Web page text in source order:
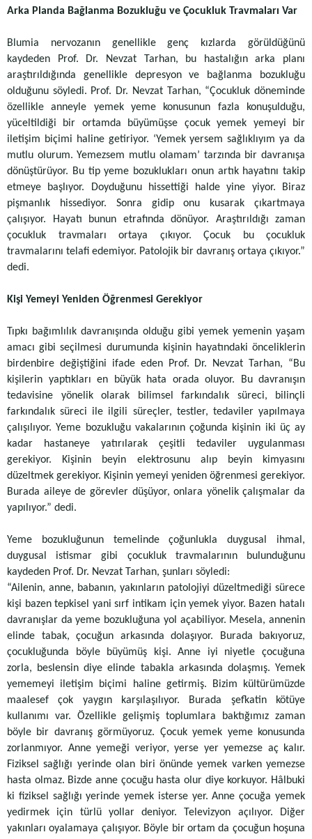
Arka Planda Bağlanma Bozukluğu ve Çocukluk Travmaları Var
Blumia nervozanın genellikle genç kızlarda görüldüğünü
kaydeden Prof. Dr. Nevzat Tarhan, bu hastalığın arka planı
araştırıldığında genellikle depresyon ve bağlanma bozukluğu
olduğunu söyledi. Prof. Dr. Nevzat Tarhan, “Çocukluk döneminde
özellikle anneyle yemek yeme konusunun fazla konuşulduğu,
yüceltildiği bir ortamda büyümüşse çocuk yemek yemeyi bir
iletişim biçimi haline getiriyor. ‘Yemek yersem sağlıklıyım ya da
mutlu olurum. Yemezsem mutlu olamam’ tarzında bir davranışa
dönüştürüyor. Bu tip yeme bozuklukları onun artık hayatını takip
etmeye başlıyor. Doyduğunu hissettiği halde yine yiyor. Biraz
pişmanlık hissediyor. Sonra gidip onu kusarak çıkartmaya
çalışıyor. Hayatı bunun etrafında dönüyor. Araştırıldığı zaman
çocukluk travmaları ortaya çıkıyor. Çocuk bu çocukluk
travmalarını telafi edemiyor. Patolojik bir davranış ortaya çıkıyor.”
dedi.
Kişi Yemeyi Yeniden Öğrenmesi Gerekiyor
Tıpkı bağımlılık davranışında olduğu gibi yemek yemenin yaşam
amacı gibi seçilmesi durumunda kişinin hayatındaki önceliklerin
birdenbire değiştiğini ifade eden Prof. Dr. Nevzat Tarhan, “Bu
kişilerin yaptıkları en büyük hata orada oluyor. Bu davranışın
tedavisine yönelik olarak bilimsel farkındalık süreci, bilinçli
farkındalık süreci ile ilgili süreçler, testler, tedaviler yapılmaya
çalışılıyor. Yeme bozukluğu vakalarının çoğunda kişinin iki üç ay
kadar hastaneye yatırılarak çeşitli tedaviler uygulanması
gerekiyor. Kişinin beyin elektrosunu alıp beyin kimyasını
düzeltmek gerekiyor. Kişinin yemeyi yeniden öğrenmesi gerekiyor.
Burada aileye de görevler düşüyor, onlara yönelik çalışmalar da
yapılıyor.” dedi.
Yeme bozukluğunun temelinde çoğunlukla duygusal ihmal,
duygusal istismar gibi çocukluk travmalarının bulunduğunu
kaydeden Prof. Dr. Nevzat Tarhan, şunları söyledi:
“Ailenin, anne, babanın, yakınların patolojiyi düzeltmediği sürece
kişi bazen tepkisel yani sırf intikam için yemek yiyor. Bazen hatalı
davranışlar da yeme bozukluğuna yol açabiliyor. Mesela, annenin
elinde tabak, çocuğun arkasında dolaşıyor. Burada bakıyoruz,
çocukluğunda böyle büyümüş kişi. Anne iyi niyetle çocuğuna
zorla, beslensin diye elinde tabakla arkasında dolaşmış. Yemek
yememeyi iletişim biçimi haline getirmiş. Bizim kültürümüzde
maalesef çok yaygın karşılaşılıyor. Burada şefkatin kötüye
kullanımı var. Özellikle gelişmiş toplumlara baktığımız zaman
böyle bir davranış görmüyoruz. Çocuk yemek yeme konusunda
zorlanmıyor. Anne yemeği veriyor, yerse yer yemezse aç kalır.
Fiziksel sağlığı yerinde olan biri önünde yemek varken yemezse
hasta olmaz. Bizde anne çocuğu hasta olur diye korkuyor. Hâlbuki
ki fiziksel sağlığı yerinde yemek isterse yer. Anne çocuğa yemek
yedirmek için türlü yollar deniyor. Televizyon açılıyor. Diğer
yakınları oyalamaya çalışıyor. Böyle bir ortam da çocuğun hoşuna